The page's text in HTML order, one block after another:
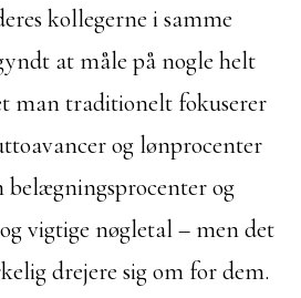
kollegerne i samme
at måle på nogle helt
man traditionelt fokuserer
og lønprocenter
og
vigtige nøgletal – men det
drejere sig om for dem.